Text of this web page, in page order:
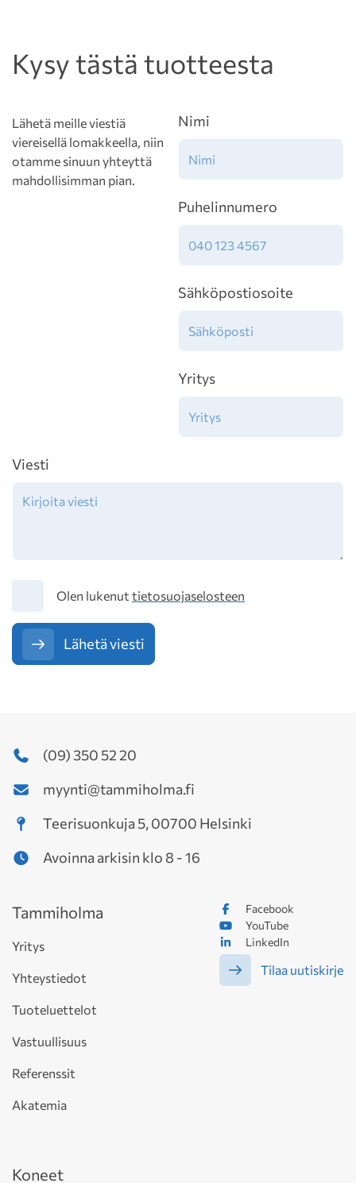
Kysy tästä tuotteesta
Lähetä meille viestiä
viereisellä lomakkeella, niin
otamme sinuun yhteyttä
mahdollisimman pian.
Nimi
Puhelinnumero
Sähköpostiosoite
Yritys
Viesti
TietosuojaOlen lukenut tietosuojaselosteen
Lähetä viesti
(09) 350 52 20
myynti@tammiholma.fi
Teerisuonkuja 5, 00700 Helsinki
Avoinna arkisin klo 8 - 16
Facebook
YouTube
LinkedIn
Tilaa uutiskirje
Tammiholma
Yritys
Yhteystiedot
Tuoteluettelot
Vastuullisuus
Referenssit
Akatemia
Koneet